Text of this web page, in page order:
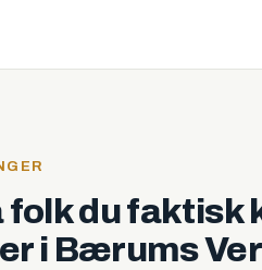
folk du faktisk
i Bærums